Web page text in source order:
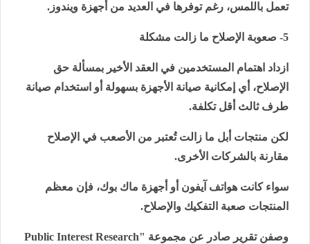
تعمل باللمس، رغم توفرها في العديد من أجهزة ويندوز.
5- صعوبة الإصلاح ما زالت مشكلة
ازداد اهتمام المستخدمين في العقد الأخير بمسألة حق
الإصلاح، أي إمكانية صيانة الأجهزة بسهولة أو استخدام صيانة
طرف ثالث أقل تكلفة.
لكن منتجات أبل ما زالت تُعتبر من الأصعب في الإصلاح
مقارنة بالشركات الأخرى.
سواء كانت هواتف آيفون أو أجهزة ماك بوك، فإن معظم
المنتجات صعبة التفكيك والإصلاح.
وصفن تقرير صادر عن مجموعة "Public Interest Research